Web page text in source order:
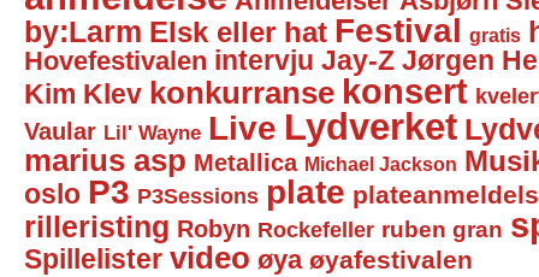
by:Larm Elsk eller hat Festival gratis
Hovefestivalen intervju Jay-Z Jørgen
Kim Klev konkurranse konsert
Vaular Lil' Wayne Live Lydverket
marius asp Metallica Michael Jackson
oslo P3 P3Sessions plate
rilleristing Robyn Rockefeller ruben gran
Spillelister video øya øyafestivalen